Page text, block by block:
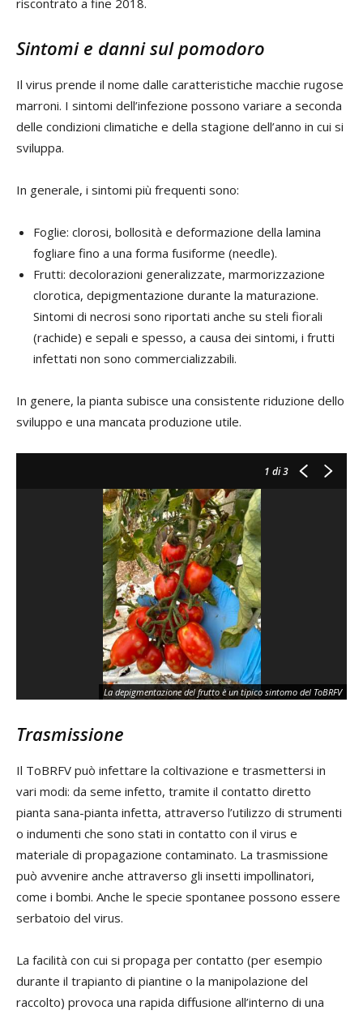
Sintomi e danni sul pomodoro
Il virus prende il nome dalle caratteristiche macchie rugose
marroni. I sintomi dell’infezione possono variare a seconda
delle condizioni climatiche e della stagione dell’anno in cui si
sviluppa.
In generale, i sintomi più frequenti sono:
Foglie: clorosi, bollosità e deformazione della lamina
fogliare fino a una forma fusiforme (needle).
Frutti: decolorazioni generalizzate, marmorizzazione
clorotica, depigmentazione durante la maturazione.
Sintomi di necrosi sono riportati anche su steli fiorali
(rachide) e sepali e spesso, a causa dei sintomi, i frutti
infettati non sono commercializzabili.
In genere, la pianta subisce una consistente riduzione dello
sviluppo e una mancata produzione utile.
1 di 3
La depigmentazione del frutto è un tipico sintomo del ToBRFV
Trasmissione
Il ToBRFV può infettare la coltivazione e trasmettersi in
vari modi: da seme infetto, tramite il contatto diretto
pianta sana-pianta infetta, attraverso l’utilizzo di strumenti
o indumenti che sono stati in contatto con il virus e
materiale di propagazione contaminato. La trasmissione
può avvenire anche attraverso gli insetti impollinatori,
come i bombi. Anche le specie spontanee possono essere
serbatoio del virus.
La facilità con cui si propaga per contatto (per esempio
durante il trapianto di piantine o la manipolazione del
raccolto) provoca una rapida diffusione all’interno di una